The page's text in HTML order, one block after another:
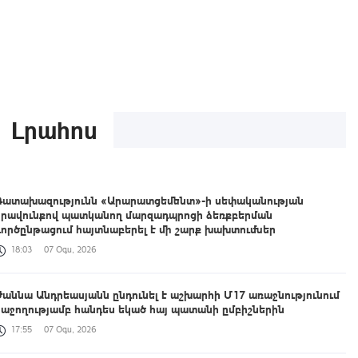
Լրահոս
«Արարատցեմենտ»-ի սեփականության
պատկանող մարզադպրոցի ձեռքբերման
հայտնաբերել է մի շարք խախտումներ
18:03 07 Օգս, 2026
Անդրեասյանն ընդունել է աշխարհի Մ17 առաջնությունում
հանդես եկած հայ պատանի ըմբիշներին
17:55 07 Օգս, 2026